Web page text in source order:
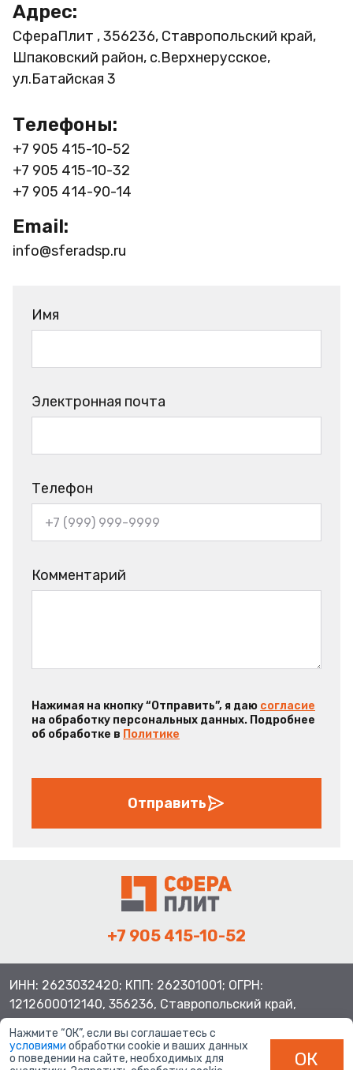
Адрес:
СфераПлит , 356236, Ставропольский край,
Шпаковский район, с.Верхнерусское,
ул.Батайская 3
Телефоны:
+7 905 415-10-52
+7 905 415-10-32
+7 905 414-90-14
Email:
info@sferadsp.ru
Имя
Электронная почта
Телефон
Комментарий
Нажимая на кнопку “Отправить”, я даю согласие
на обработку персональных данных. Подробнее
об обработке в Политике
Отправить
+7 905 415-10-52
ИНН: 2623032420; КПП: 262301001; ОГРН:
1212600012140, 356236, Ставропольский край,
Шпаковский район, с.Верхнерусское, ул.Батайская 3
Нажмите “ОК”, если вы соглашаетесь с
условиями обработки cookie и ваших данных
о поведении на сайте, необходимых для
ОК